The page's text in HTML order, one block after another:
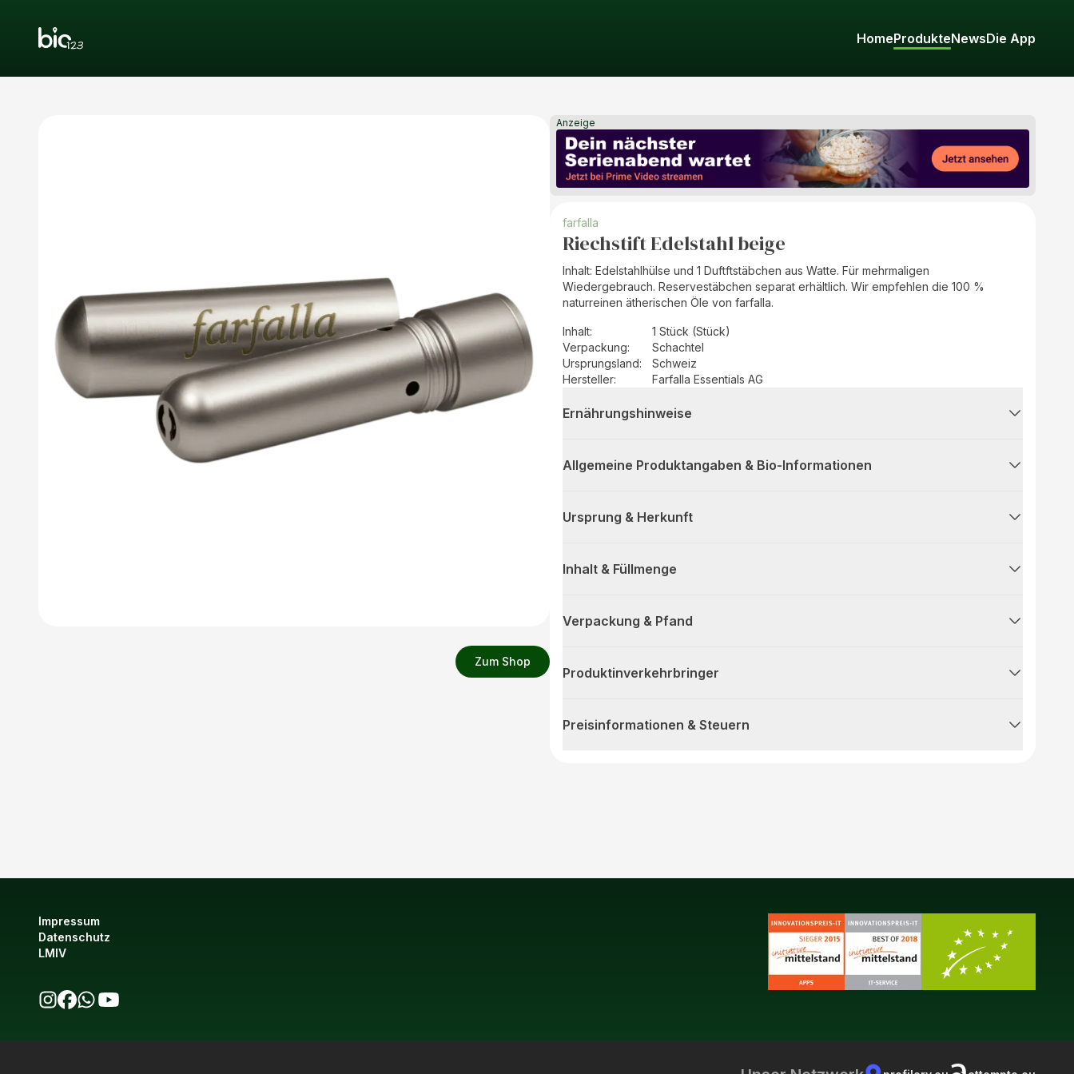
HomeProdukteNewsDie App
Zum Shop
Anzeige
farfalla
Riechstift Edelstahl beige
Inhalt: Edelstahlhülse und 1 Duftftstäbchen aus Watte. Für mehrmaligen
Wiedergebrauch. Reservestäbchen separat erhältlich. Wir empfehlen die 100 %
naturreinen ätherischen Öle von farfalla.
Inhalt:
1 Stück (Stück)
Verpackung:
Schachtel
Ursprungsland:
Schweiz
Hersteller: Farfalla Essentials AG
Ernährungshinweise
Allgemeine Produktangaben & Bio-Informationen
Ursprung & Herkunft
Inhalt & Füllmenge
Verpackung & Pfand
Produktinverkehrbringer
Preisinformationen & Steuern
Impressum
Datenschutz
LMIV